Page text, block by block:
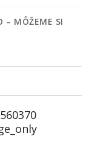
– MÔŽEME SI